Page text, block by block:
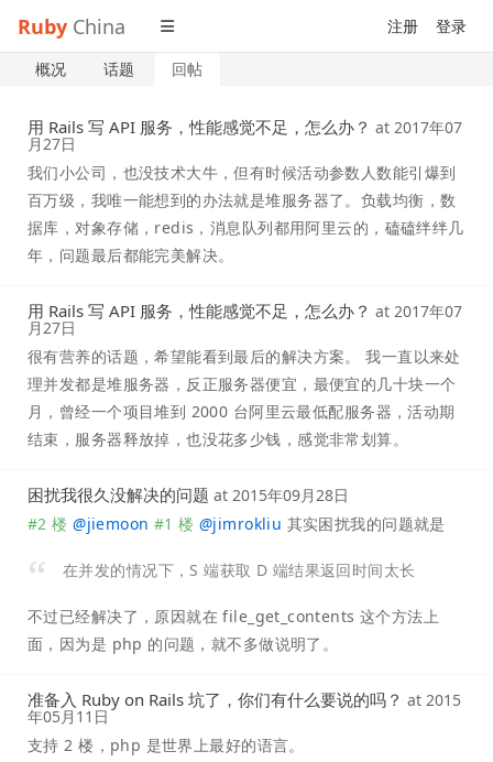
Ruby China 注册 登录
概况 话题 回帖
用 Rails 写 API 服务，性能感觉不足，怎么办？ at 2017年07
月27日
我们小公司，也没技术大牛，但有时候活动参数人数能引爆到
百万级，我唯一能想到的办法就是堆服务器了。负载均衡，数
据库，对象存储，redis，消息队列都用阿里云的，磕磕绊绊几
年，问题最后都能完美解决。
用 Rails 写 API 服务，性能感觉不足，怎么办？ at 2017年07
月27日
很有营养的话题，希望能看到最后的解决方案。 我一直以来处
理并发都是堆服务器，反正服务器便宜，最便宜的几十块一个
月，曾经一个项目堆到 2000 台阿里云最低配服务器，活动期
结束，服务器释放掉，也没花多少钱，感觉非常划算。
困扰我很久没解决的问题 at 2015年09月28日
#2 楼 @jiemoon #1 楼 @jimrokliu 其实困扰我的问题就是
在并发的情况下，S 端获取 D 端结果返回时间太长
不过已经解决了，原因就在 file_get_contents 这个方法上
面，因为是 php 的问题，就不多做说明了。
准备入 Ruby on Rails 坑了，你们有什么要说的吗？ at 2015
年05月11日
支持 2 楼，php 是世界上最好的语言。